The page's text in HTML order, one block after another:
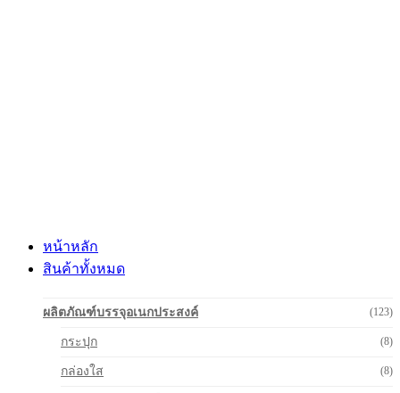
หน้าหลัก
สินค้าทั้งหมด
ผลิตภัณฑ์บรรจุอเนกประสงค์ (123)
กระปุก (8)
กล่องใส (8)